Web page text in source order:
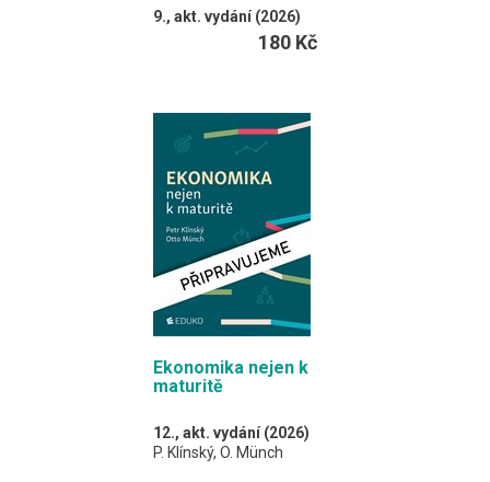
9., akt. vydání (2026)
mapy.
Formát EDUKO PC / 132
stran
180 Kč
Ekonomika nejen k
maturitě
12., akt. vydání (2026)
P. Klínský, O. Münch